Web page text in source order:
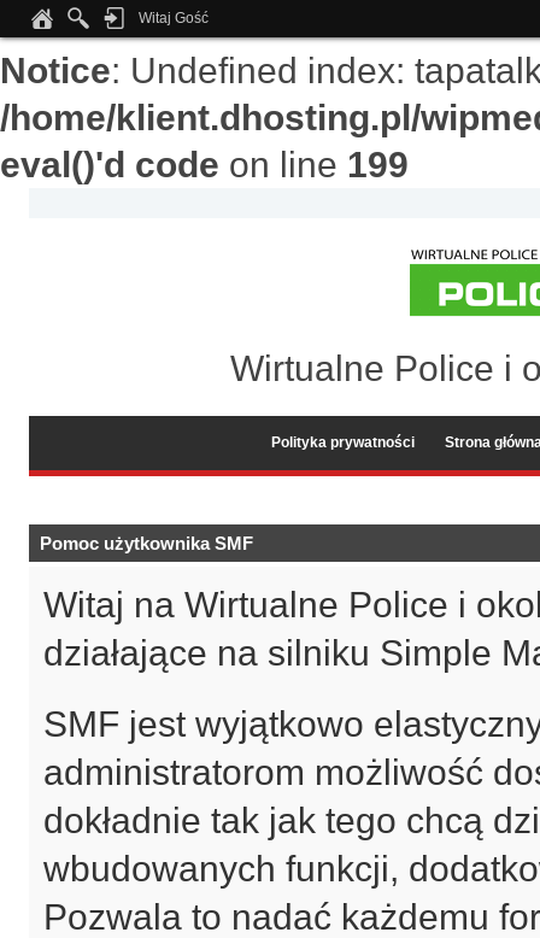
Notice: Undefined index:
/home/klient.dhosting.pl/
eval()'d code on line 199
Witaj Gość
Wirtualne Police i
Polityka prywatności Strona
Pomoc użytkownika SMF
Witaj na Wirtualne Police i
działające na silniku Simple
SMF jest wyjątkowo
administratorom możliwość
dokładnie tak jak tego chcą
wbudowanych funkcji,
Pozwala to nadać każdemu